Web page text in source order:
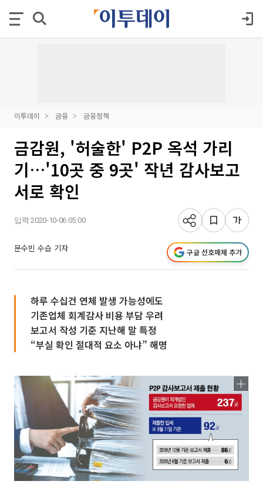
이투데이 금융 금융정책
금감원, '허술한' P2P 옥석 가리
기…'10곳 중 9곳' 작년 감사보고
서로 확인
입력 2020-10-06 05:00
문수빈 수습 기자 구글 선호매체 추가
하루 수십건 연체 발생 가능성에도
기존업체 회계감사 비용 부담 우려
보고서 작성 기준 지난해 말 특정
“부실 확인 절대적 요소 아냐” 해명